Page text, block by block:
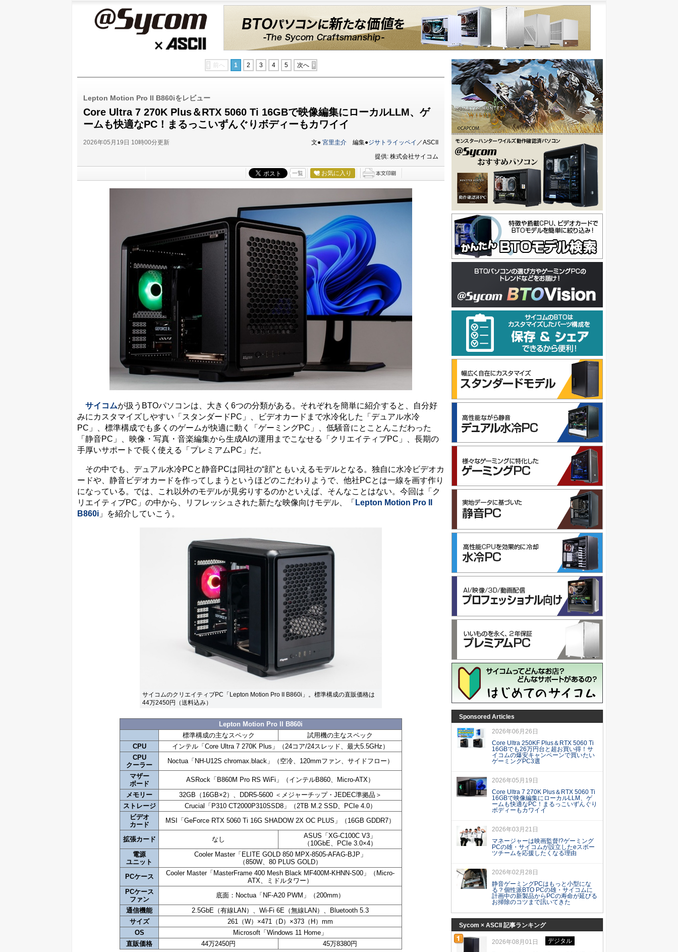
前へ 1 2 3 4 5 次へ
Lepton Motion Pro II B860iをレビュー
Core Ultra 7 270K Plus＆RTX 5060 Ti 16GBで映像編集にローカルLLM、ゲ
ームも快適なPC！まるっこいずんぐりボディーもカワイイ
2026年05月19日 10時00分更新 文● 宮里圭介 編集●ジサトライッペイ ／ASCII
提供: 株式会社サイコム
一覧 お気に入り
サイコムが扱うBTOパソコンは、大きく6つの分類がある。それぞれを簡単に紹介すると、自分好
みにカスタマイズしやすい「スタンダードPC」、ビデオカードまで水冷化した「デュアル水冷
PC」、標準構成でも多くのゲームが快適に動く「ゲーミングPC」、低騒音にとことんこだわった
「静音PC」、映像・写真・音楽編集から生成AIの運用までこなせる「クリエイティブPC」、長期の
手厚いサポートで長く使える「プレミアムPC」だ。
その中でも、デュアル水冷PCと静音PCは同社の“顔”ともいえるモデルとなる。独自に水冷ビデオカ
ードや、静音ビデオカードを作ってしまうというほどのこだわりようで、他社PCとは一線を画す作り
になっている。では、これ以外のモデルが見劣りするのかといえば、そんなことはない。今回は「ク
リエイティブPC」の中から、リフレッシュされた新たな映像向けモデル、「 Lepton Motion Pro II
B860i 」を紹介していこう。
サイコムのクリエイティブPC「Lepton Motion Pro II B860i」。標準構成の直販価格は
44万2450円（送料込み）
Lepton Motion Pro II B860i
標準構成の主なスペック
試用機の主なスペック
CPU
インテル「Core Ultra 7 270K Plus」（24コア/24スレッド、最大5.5GHz）
CPU
クーラー
Noctua「NH-U12S chromax.black」（空冷、120mmファン、サイドフロー）
マザー
ボード
ASRock「B860M Pro RS WiFi」（インテルB860、Micro-ATX）
メモリー
32GB（16GB×2）、DDR5-5600 ＜メジャーチップ・JEDEC準拠品＞
ストレージ
Crucial「P310 CT2000P310SSD8」（2TB M.2 SSD、PCIe 4.0）
ビデオ
カード
MSI「GeForce RTX 5060 Ti 16G SHADOW 2X OC PLUS」（16GB GDDR7）
拡張カード なし
ASUS「XG-C100C V3」
（10GbE、PCIe 3.0×4）
電源
ユニット
Cooler Master「ELITE GOLD 850 MPX-8505-AFAG-BJP」
（850W、80 PLUS GOLD）
PCケース
Cooler Master「MasterFrame 400 Mesh Black MF400M-KHNN-S00」（Micro-
ATX、ミドルタワー）
PCケース
ファン
底面：Noctua「NF-A20 PWM」（200mm）
通信機能
2.5GbE（有線LAN）、Wi-Fi 6E（無線LAN）、Bluetooth 5.3
サイズ
261（W）×471（D）×373（H）mm
OS
Microsoft「Windows 11 Home」
直販価格
44万2450円 45万8380円
Sponsored Articles
2026年06月26日
Core Ultra 250KF Plus＆RTX 5060 Ti
16GBでも26万円台と超お買い得！サ
イコムの爆安キャンペーンで買いたい
ゲーミングPC3選
2026年05月19日
Core Ultra 7 270K Plus＆RTX 5060 Ti
16GBで映像編集にローカルLLM、ゲ
ームも快適なPC！まるっこいずんぐり
ボディーもカワイイ
2026年03月21日
マネージャーは映画監督!?ゲーミング
PCの雄・サイコムが設立したeスポー
ツチームを応援したくなる理由
2026年02月28日
静音ゲーミングPCはもっと小型にな
る？個性派BTO PCの雄・サイコムに
計画中の新製品からPCの寿命が延びる
お掃除のコツまで訊いてきた
Sycom × ASCII 記事ランキング
2026年08月01日 デジタル